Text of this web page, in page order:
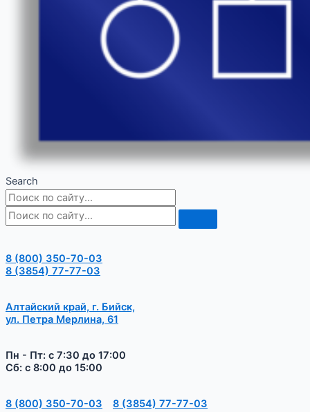
Search
8 (800) 350-70-03
8 (3854) 77-77-03
Алтайский край, г. Бийск,
ул. Петра Мерлина, 61
Пн - Пт: с 7:30 до 17:00
Сб: с 8:00 до 15:00
8 (800) 350-70-03 8 (3854) 77-77-03